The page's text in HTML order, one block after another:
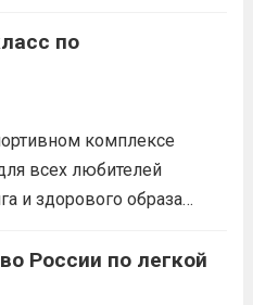
дальше
по
комплексе
всех любителей
и здорового образа
— мастером
России по легкой